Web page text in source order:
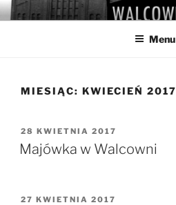
Przejdź
do
WALCOWNIA
Muzeum Hutnictwa Cynku
Menu
MIESIĄC: KWIECIEŃ 2017
OPUBLIKOWANE
W
28 KWIETNIA 2017
Majówka w Walcowni
OPUBLIKOWANE
27 KWIETNIA 2017